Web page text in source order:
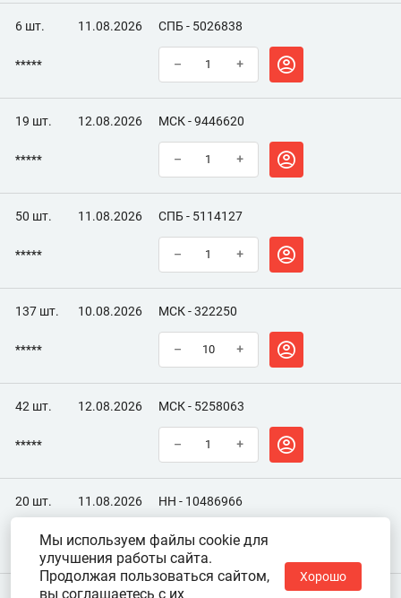
6 шт. 11.08.2026 СПБ - 5026838
***** – +
19 шт. 12.08.2026 МСК - 9446620
***** – +
50 шт. 11.08.2026 СПБ - 5114127
***** – +
137 шт. 10.08.2026 МСК - 322250
***** – +
42 шт. 12.08.2026 МСК - 5258063
***** – +
20 шт. 11.08.2026 НН - 10486966
***** – +
Мы используем файлы cookie для
улучшения работы сайта.
Продолжая пользоваться сайтом,
вы соглашаетесь с их
Хорошо